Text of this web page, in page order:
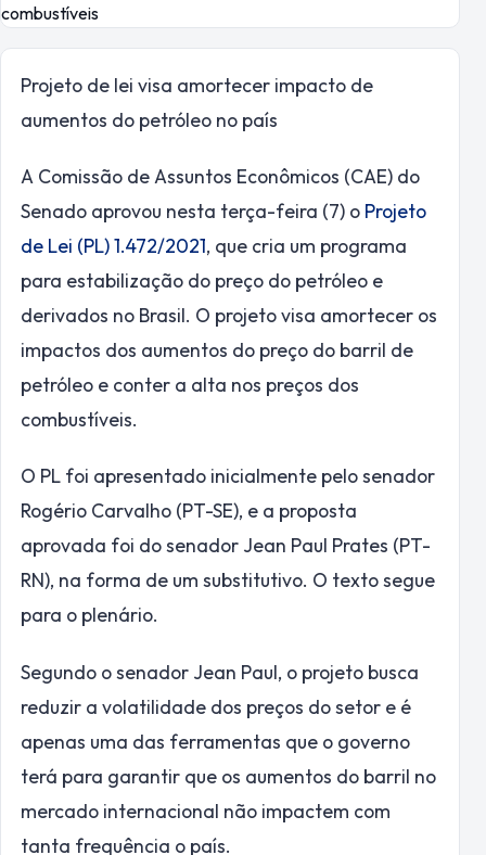
Projeto de lei visa amortecer impacto de
aumentos do petróleo no país
A Comissão de Assuntos Econômicos (CAE) do
Senado aprovou nesta terça-feira (7) o Projeto
de Lei (PL) 1.472/2021, que cria um programa
para estabilização do preço do petróleo e
derivados no Brasil. O projeto visa amortecer os
impactos dos aumentos do preço do barril de
petróleo e conter a alta nos preços dos
combustíveis.
O PL foi apresentado inicialmente pelo senador
Rogério Carvalho (PT-SE), e a proposta
aprovada foi do senador Jean Paul Prates (PT-
RN), na forma de um substitutivo. O texto segue
para o plenário.
Segundo o senador Jean Paul, o projeto busca
reduzir a volatilidade dos preços do setor e é
apenas uma das ferramentas que o governo
terá para garantir que os aumentos do barril no
mercado internacional não impactem com
tanta frequência o país.